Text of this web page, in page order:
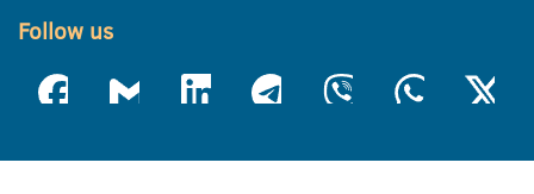
Follow us